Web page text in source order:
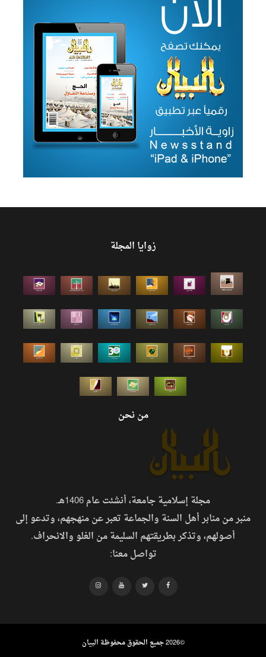
زوايا المجلة
من نحن
مجلة إسلامية جامعة، أنشئت عام 1406هـ.
منبر من منابر أهل السنة والجماعة تعبر عن منهجهم، وتدعو إلى
أصولهم، وتذكر بطريقتهم السليمة من الغلو والانحراف.
تواصل معنا:
©2026 جميع الحقوق محفوظة البيان